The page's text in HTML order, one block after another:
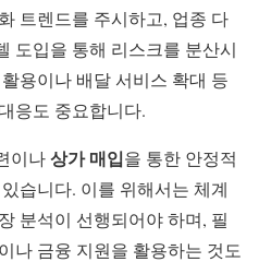
트렌드를 주시하고, 업종 다
도입을 통해 리스크를 분산시
용이나 배달 서비스 확대 등
응도 중요합니다.
이나상가 매입을 통한 안정적
습니다. 이를 위해서는 체계
분석이 선행되어야 하며, 필
나 금융 지원을 활용하는 것도